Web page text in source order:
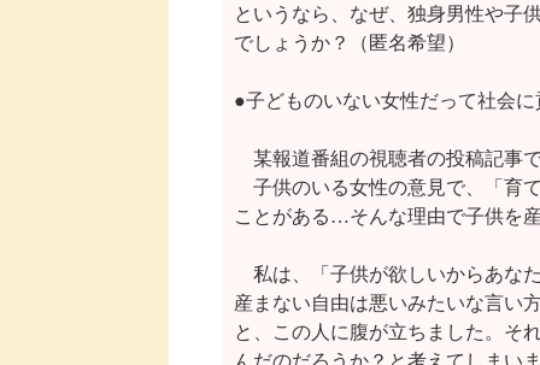
というなら、なぜ、独身男性や子
でしょうか？（匿名希望）
●子どものいない女性だって社会
某報道番組の視聴者の投稿記事
子供のいる女性の意見で、「育
ことがある…そんな理由で子供を
私は、「子供が欲しいからあな
産まない自由は悪いみたいな言い
と、この人に腹が立ちました。そ
んだのだろうか？と考えてしまい